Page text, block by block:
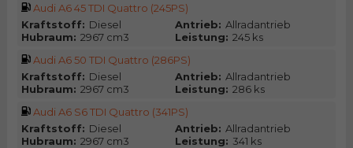
Audi A6 45 TDI Quattro (245PS)
Kraftstoff: Diesel Antrieb: Allradantrieb
Hubraum: 2967 cm3 Leistung: 245 ks
Audi A6 50 TDI Quattro (286PS)
Kraftstoff: Diesel Antrieb: Allradantrieb
Hubraum: 2967 cm3 Leistung: 286 ks
Audi A6 S6 TDI Quattro (341PS)
Kraftstoff: Diesel Antrieb: Allradantrieb
Hubraum: 2967 cm3 Leistung: 341 ks